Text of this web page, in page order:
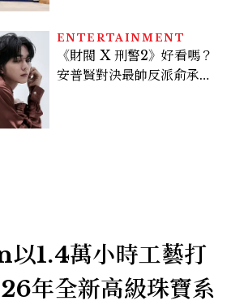
ENTERTAINMENT
《財閥 X 刑警2》好看嗎？
安普賢對決最帥反派俞承
1.4萬小時工藝打
年全新高級珠寶系